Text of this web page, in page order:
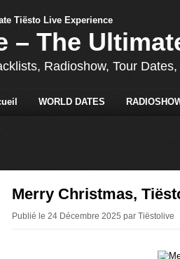
– The
Radioshow, Tour
WORLD DATES
Merry Christmas,
Publié le 24 Décembre 2025 par Tiëstolive